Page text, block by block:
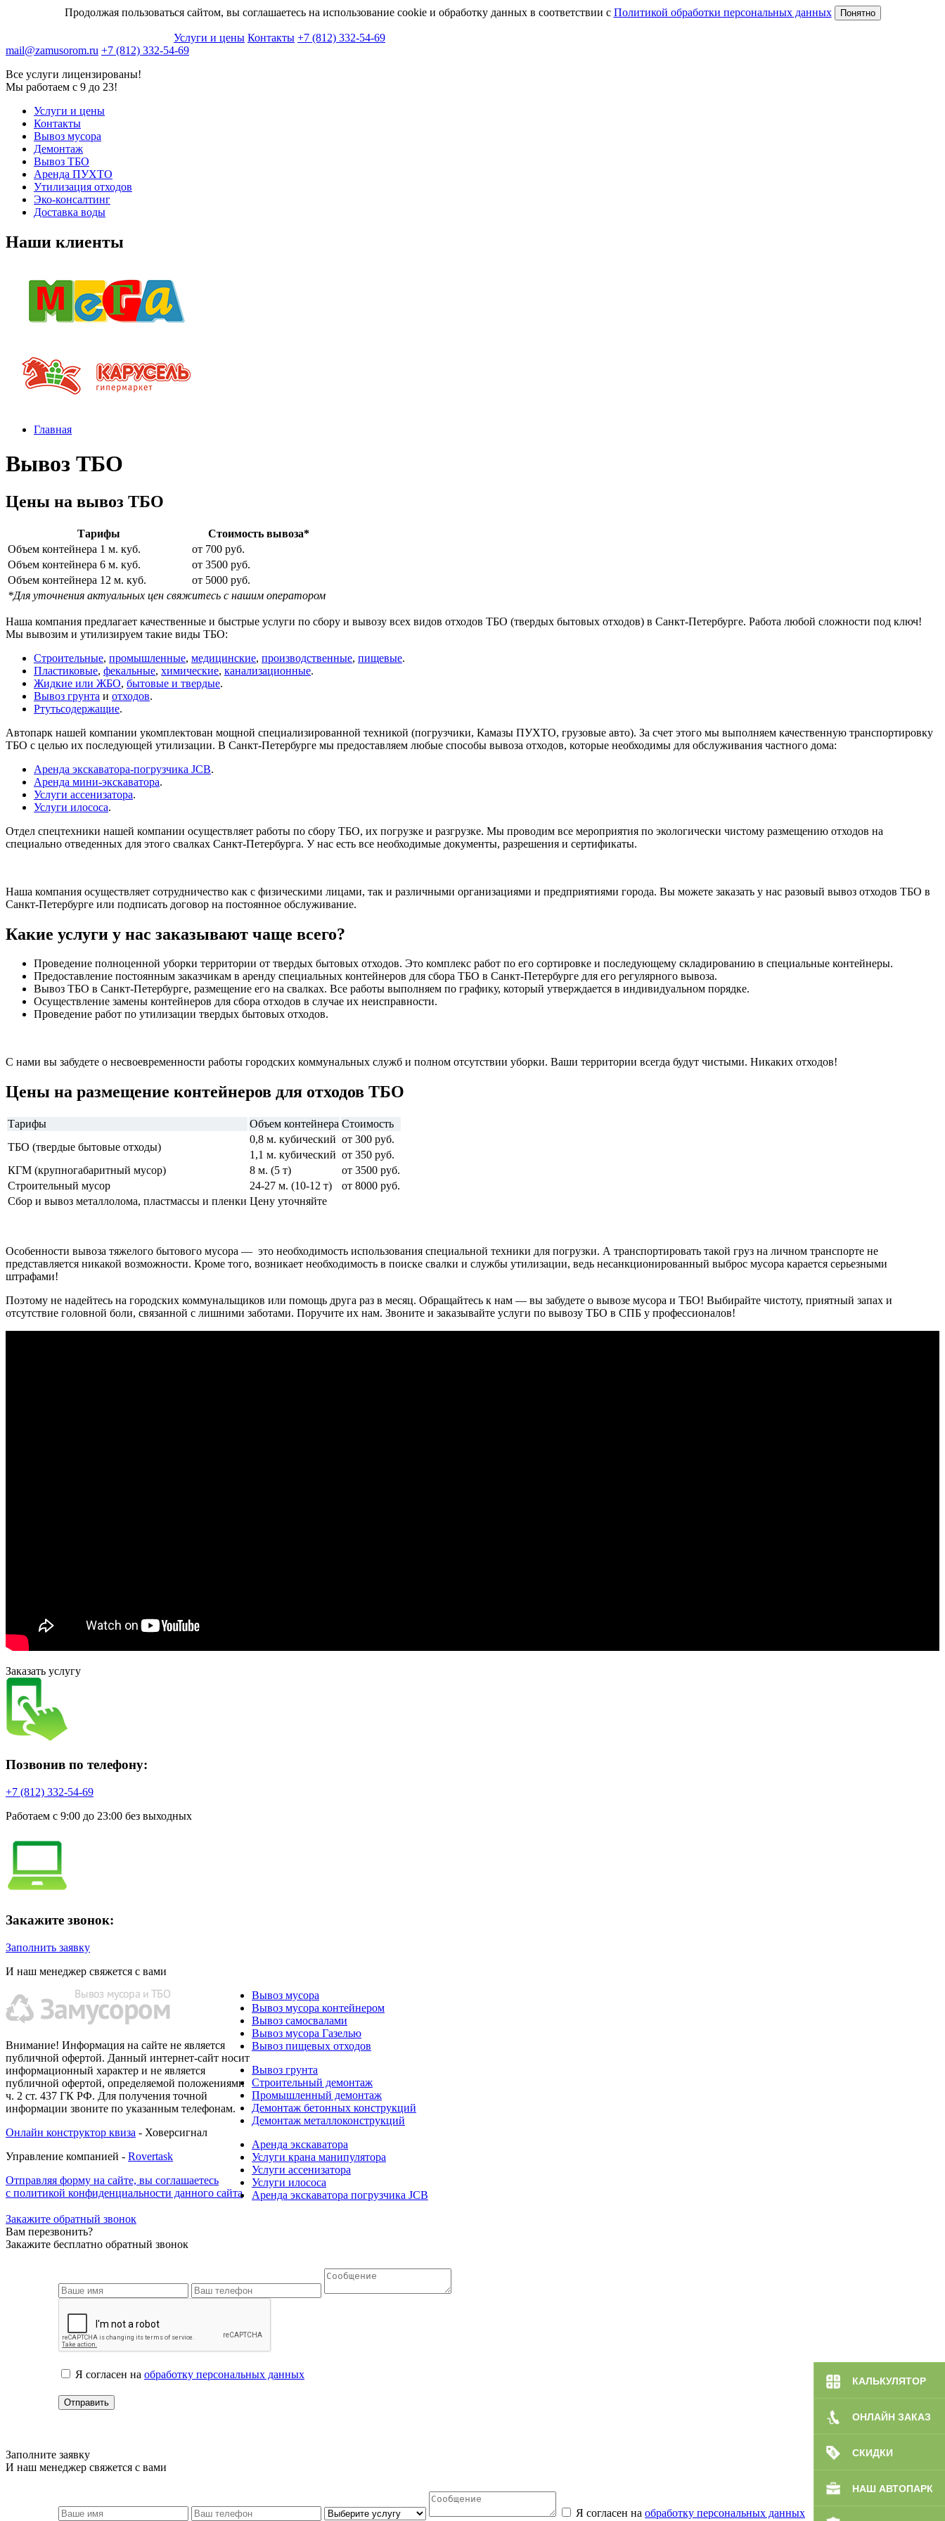
КАЛЬКУЛЯТОР
ОНЛАЙН ЗАКАЗ
СКИДКИ
НАШ АВТОПАРК
Продолжая пользоваться сайтом, вы соглашаетесь на использование cookie и обработку данных в соответствии с Политикой обработки персональных данных Понятно
Услуги и цены Контакты +7 (812) 332-54-69
mail@zamusorom.ru +7 (812) 332-54-69
Все услуги лицензированы!
Мы работаем с 9 до 23!
Услуги и цены
Контакты
Вывоз мусора
Демонтаж
Вывоз ТБО
Аренда ПУХТО
Утилизация отходов
Эко-консалтинг
Доставка воды
Наши клиенты
Главная
Вывоз ТБО
Цены на вывоз ТБО
Тарифы Стоимость вывоза*
*Для уточнения актуальных цен свяжитесь с нашим оператором
Объем контейнера 1 м. куб.
от 700 руб.
Объем контейнера 6 м. куб.
от 3500 руб.
Объем контейнера 12 м. куб.
от 5000 руб.
Наша компания предлагает качественные и быстрые услуги по сбору и вывозу всех видов отходов ТБО (твердых бытовых отходов) в Санкт-Петербурге. Работа любой сложности под ключ!
Мы вывозим и утилизируем такие виды ТБО:
Строительные, промышленные, медицинские, производственные, пищевые.
Пластиковые, фекальные, химические, канализационные.
Жидкие или ЖБО, бытовые и твердые.
Вывоз грунта и отходов.
Ртутьсодержащие.
Автопарк нашей компании укомплектован мощной специализированной техникой (погрузчики, Камазы ПУХТО, грузовые авто). За счет этого мы выполняем качественную транспортировку
ТБО с целью их последующей утилизации. В Санкт-Петербурге мы предоставляем любые способы вывоза отходов, которые необходимы для обслуживания частного дома:
Аренда экскаватора-погрузчика JCB.
Аренда мини-экскаватора.
Услуги ассенизатора.
Услуги илососа.
Отдел спецтехники нашей компании осуществляет работы по сбору ТБО, их погрузке и разгрузке. Мы проводим все мероприятия по экологически чистому размещению отходов на
специально отведенных для этого свалках Санкт-Петербурга. У нас есть все необходимые документы, разрешения и сертификаты.
Наша компания осуществляет сотрудничество как с физическими лицами, так и различными организациями и предприятиями города. Вы можете заказать у нас разовый вывоз отходов ТБО в
Санкт-Петербурге или подписать договор на постоянное обслуживание.
Какие услуги у нас заказывают чаще всего?
Проведение полноценной уборки территории от твердых бытовых отходов. Это комплекс работ по его сортировке и последующему складированию в специальные контейнеры.
Предоставление постоянным заказчикам в аренду специальных контейнеров для сбора ТБО в Санкт-Петербурге для его регулярного вывоза.
Вывоз ТБО в Санкт-Петербурге, размещение его на свалках. Все работы выполняем по графику, который утверждается в индивидуальном порядке.
Осуществление замены контейнеров для сбора отходов в случае их неисправности.
Проведение работ по утилизации твердых бытовых отходов.
С нами вы забудете о несвоевременности работы городских коммунальных служб и полном отсутствии уборки. Ваши территории всегда будут чистыми. Никаких отходов!
Цены на размещение контейнеров для отходов ТБО
Тарифы Объем контейнера Стоимость
ТБО (твердые бытовые отходы)
0,8 м. кубический от 300 руб.
1,1 м. кубический от 350 руб.
КГМ (крупногабаритный мусор)
8 м. (5 т)
от 3500 руб.
Строительный мусор
24-27 м. (10-12 т)
от 8000 руб.
Сбор и вывоз металлолома, пластмассы и пленки Цену уточняйте
Особенности вывоза тяжелого бытового мусора — это необходимость использования специальной техники для погрузки. А транспортировать такой груз на личном транспорте не
представляется никакой возможности. Кроме того, возникает необходимость в поиске свалки и службы утилизации, ведь несанкционированный выброс мусора карается серьезными
штрафами!
Поэтому не надейтесь на городских коммунальщиков или помощь друга раз в месяц. Обращайтесь к нам — вы забудете о вывозе мусора и ТБО! Выбирайте чистоту, приятный запах и
отсутствие головной боли, связанной с лишними заботами. Поручите их нам. Звоните и заказывайте услуги по вывозу ТБО в СПБ у профессионалов!
Заказать услугу
Позвонив по телефону:
+7 (812) 332-54-69
Работаем с 9:00 до 23:00 без выходных
Закажите звонок:
Заполнить заявку
И наш менеджер свяжется с вами
Внимание! Информация на сайте не является
публичной офертой. Данный интернет-сайт носит
информационный характер и не является
публичной офертой, определяемой положениями
ч. 2 ст. 437 ГК РФ. Для получения точной
информации звоните по указанным телефонам.
Онлайн конструктор квиза - Ховерсигнал
Управление компанией - Rovertask
Отправляя форму на сайте, вы соглашаетесь
с политикой конфиденциальности данного сайта
Вывоз мусора
Вывоз мусора контейнером
Вывоз самосвалами
Вывоз мусора Газелью
Вывоз пищевых отходов
Вывоз грунта
Строительный демонтаж
Промышленный демонтаж
Демонтаж бетонных конструкций
Демонтаж металлоконструкций
Аренда экскаватора
Услуги крана манипулятора
Услуги ассенизатора
Услуги илососа
Аренда экскаватора погрузчика JCB
Закажите обратный звонок
Вам перезвонить?
Закажите бесплатно обратный звонок
Я согласен на обработку персональных данных
Заполните заявку
И наш менеджер свяжется с вами
Я согласен на обработку персональных данных